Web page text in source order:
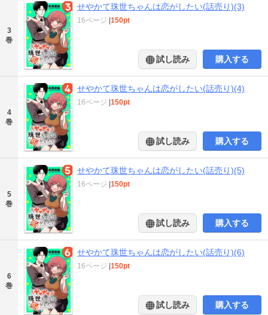
3
巻
せやかて珠世ちゃんは恋がしたい(話売り)(3)
16ページ |150pt
試し読み 購入する
4
巻
せやかて珠世ちゃんは恋がしたい(話売り)(4)
16ページ |150pt
試し読み 購入する
5
巻
せやかて珠世ちゃんは恋がしたい(話売り)(5)
16ページ |150pt
試し読み 購入する
6
巻
せやかて珠世ちゃんは恋がしたい(話売り)(6)
16ページ |150pt
試し読み 購入する